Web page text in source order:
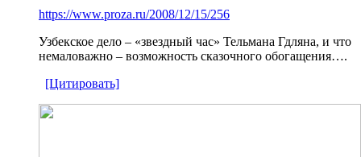
https://www.proza.ru/2008/12/15/256
Узбекское дело – «звездный час» Тельмана Гдляна, и что
немаловажно – возможность сказочного обогащения….
[Цитировать]